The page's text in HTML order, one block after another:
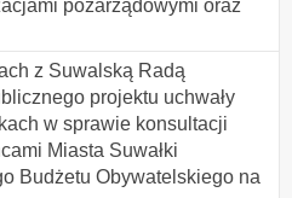
pozarządowymi oraz
z Suwalską Radą
projektu uchwały
w sprawie konsultacji
Miasta Suwałki
Budżetu Obywatelskiego na